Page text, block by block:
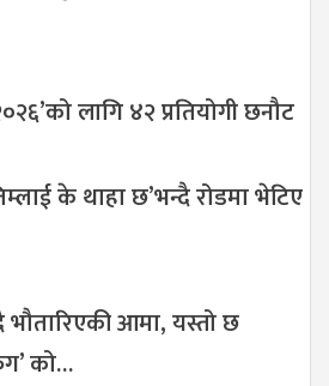
लागि ४२ प्रतियोगी छनौट
के थाहा छ’भन्दै रोडमा भेटिए
भौतारिएकी आमा, यस्तो छ
को…